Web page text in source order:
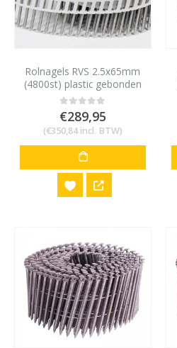
Rolnagels RVS 2.5x65mm
(4800st) plastic gebonden
0out of 5
€289,95
(€350,84incl. BTW)